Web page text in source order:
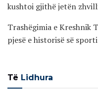
kushtoi gjithë jetën
Trashëgimia e Kreshnik
pjesë e historisë së
Të Lidhura